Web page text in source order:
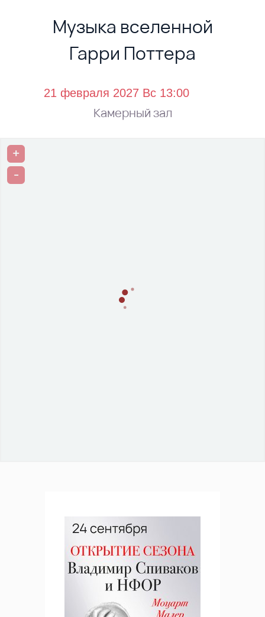
Музыка вселенной
Гарри Поттера
Камерный зал
+
-